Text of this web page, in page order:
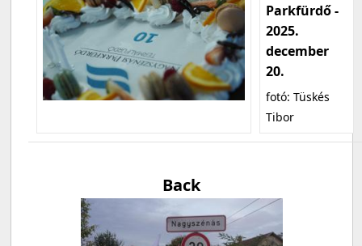
Parkfürdő -
2025.
december
20.
fotó: Tüskés
Tibor
Back